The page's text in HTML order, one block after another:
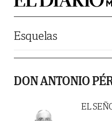
Esquelas
DON ANTONIO
EL